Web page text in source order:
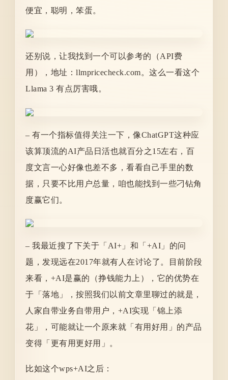
便宜，聪明，笨蛋。
还别说，让我找到一个可以参考的（API费
用），地址：llmpricecheck.com。这么一看这个
Llama 3 有点厉害哦。
– 有一个指标值得关注一下，像ChatGPT这种应
该算顶流的AI产品日活也就百分之15左右，百
度文言一心好像也差不多，看看自己手里的数
据，只要不比用户总量，咱也能找到一些刁钻角
度赢它们。
– 我最近搜了下关于「AI+」和「+AI」的问
题，发现远在2017年就有人在讨论了。目前阶段
来看，+AI是赢的（挣钱能力上），它的优势在
于「落地」，按照我们以前文章里聊过的就是，
人家自带业务自带用户，+AI实现「锦上添
花」，可能就让一个原来就「有用好用」的产品
变得「更有用更好用」。
比如这个wps+AI之后：